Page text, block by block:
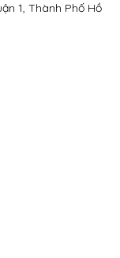
1, Thành Phố Hồ